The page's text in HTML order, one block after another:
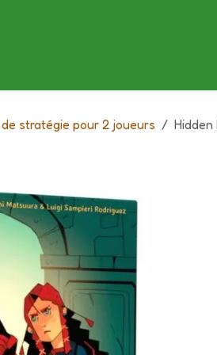
stratégie pour 2 joueurs